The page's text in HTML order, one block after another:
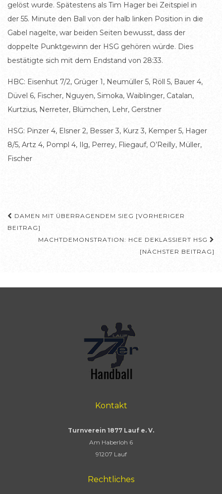
gelöst wurde. Spätestens als Tim Hager bei Zeitspiel in
der 55. Minute den Ball von der halb linken Position in die
Gabel nagelte, war beiden Seiten bewusst, dass der
doppelte Punktgewinn der HSG gehören würde. Dies
bestätigte sich mit dem Endstand von 28:33.
HBC: Eisenhut 7/2, Grüger 1, Neumüller 5, Röll 5, Bauer 4,
Düvel 6, Fischer, Nguyen, Simoka, Waiblinger, Catalan,
Kurtzius, Nerreter, Blümchen, Lehr, Gerstner
HSG: Pinzer 4, Elsner 2, Besser 3, Kurz 3, Kemper 5, Hager
8/5, Artz 4, Pompl 4, Ilg, Perrey, Fliegauf, O’Reilly, Müller,
Fischer
Beitragsnavigation
DAMEN MIT ÜBERRAGENDEM SIEG [VORHERIGER
BEITRAG]
MACHTDEMONSTRATION: HCE DEKLASSIERT HSG
[NÄCHSTER BEITRAG]
Kontakt
Turnverein 1877 Lauf e. V.
Am Haberloh 6
91207 Lauf
Rechtliches